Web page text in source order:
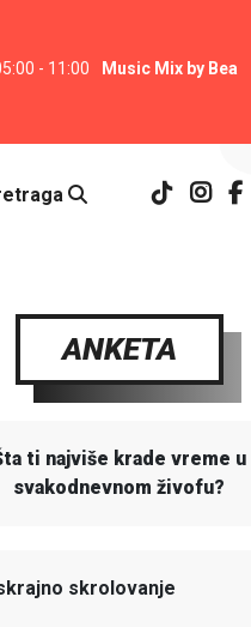
- 11:00 Music Mix by Bea
ANKETA
ti najviše krade vreme u
svakodnevnom živofu?
skrolovanje